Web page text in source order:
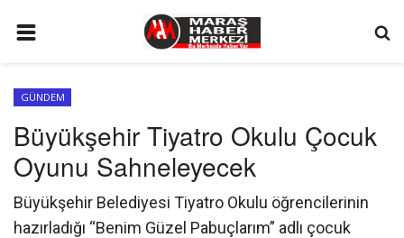
GÜNDEM
SİYASET
EKONOMİ
EĞİTİM
GÜNDEM
Büyükşehir Tiyatro Okulu Çocuk
Oyunu Sahneleyecek
Büyükşehir Belediyesi Tiyatro Okulu öğrencilerinin
hazırladığı “Benim Güzel Pabuçlarım” adlı çocuk